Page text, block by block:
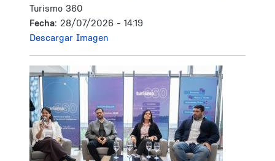
Turismo 360
Fecha: 28/07/2026 - 14:19
Descargar Imagen